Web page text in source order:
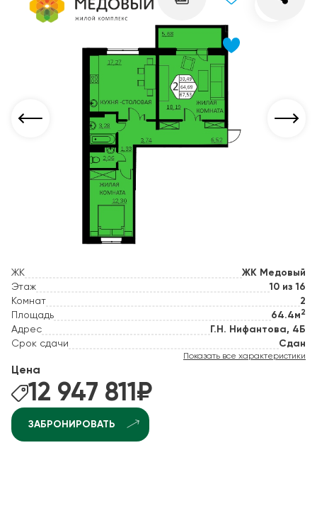
ЖК
ЖК Медовый
Этаж
10 из 16
Комнат
2
Площадь
64.4м 2
Адрес
Г.Н. Нифантова, 4Б
Срок сдачи
Сдан
Показать все характеристики
Цена
12 947 811 ₽
ЗАБРОНИРОВАТЬ